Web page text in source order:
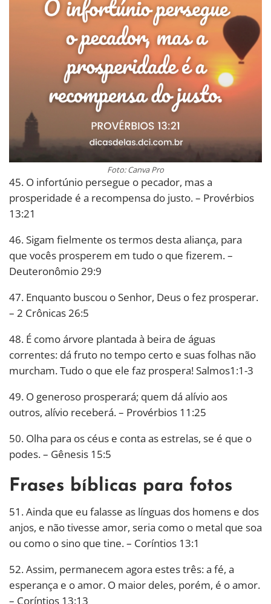
Foto: Canva Pro
45. O infortúnio persegue o pecador, mas a
prosperidade é a recompensa do justo. – Provérbios
13:21
46. Sigam fielmente os termos desta aliança, para
que vocês prosperem em tudo o que fizerem. –
Deuteronômio 29:9
47. Enquanto buscou o Senhor, Deus o fez prosperar.
– 2 Crônicas 26:5
48. É como árvore plantada à beira de águas
correntes: dá fruto no tempo certo e suas folhas não
murcham. Tudo o que ele faz prospera! Salmos1:1-3
49. O generoso prosperará; quem dá alívio aos
outros, alívio receberá. – Provérbios 11:25
50. Olha para os céus e conta as estrelas, se é que o
podes. – Gênesis 15:5
Frases bíblicas para fotos
51. Ainda que eu falasse as línguas dos homens e dos
anjos, e não tivesse amor, seria como o metal que soa
ou como o sino que tine. – Coríntios 13:1
52. Assim, permanecem agora estes três: a fé, a
esperança e o amor. O maior deles, porém, é o amor.
– Coríntios 13:13